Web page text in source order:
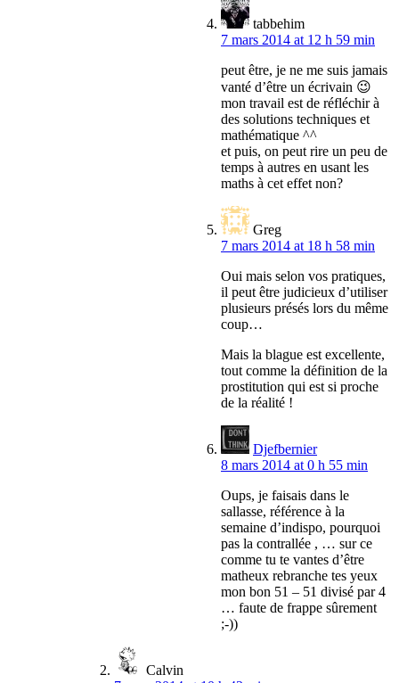
tabbehim
7 mars 2014 at 12 h 59 min
peut être, je ne me suis jamais
vanté d’être un écrivain 😉
mon travail est de réfléchir à
des solutions techniques et
mathématique ^^
et puis, on peut rire un peu de
temps à autres en usant les
maths à cet effet non?
Greg
7 mars 2014 at 18 h 58 min
Oui mais selon vos pratiques,
il peut être judicieux d’utiliser
plusieurs présés lors du même
coup…
Mais la blague est excellente,
tout comme la définition de la
prostitution qui est si proche
de la réalité !
Djefbernier
8 mars 2014 at 0 h 55 min
Oups, je faisais dans le
sallasse, référence à la
semaine d’indispo, pourquoi
pas la contrallée , … sur ce
comme tu te vantes d’être
matheux rebranche tes yeux
mon bon 51 – 51 divisé par 4
… faute de frappe sûrement
;-))
Calvin